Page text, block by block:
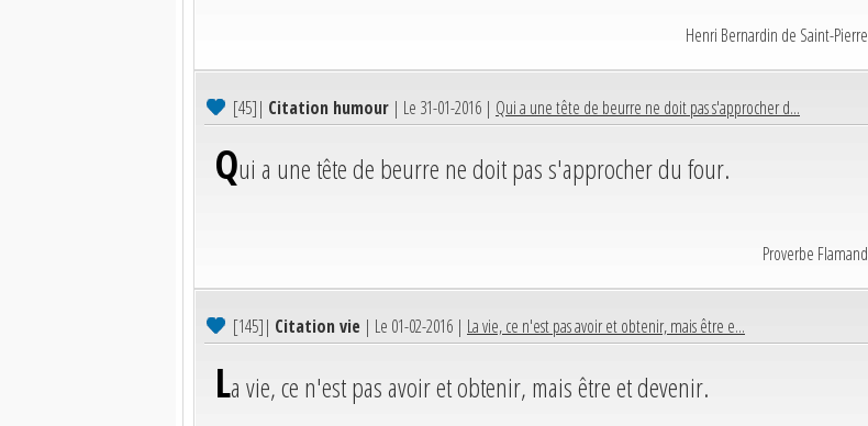
Henri Bernardin de Saint-Pierre
[45]| Citation humour | Le 31-01-2016 | Qui a une tête de beurre ne doit pas s'approcher d...
Qui a une tête de beurre ne doit pas s'approcher du four.
Proverbe Flamand
[145]| Citation vie | Le 01-02-2016 | La vie, ce n'est pas avoir et obtenir, mais être e...
La vie, ce n'est pas avoir et obtenir, mais être et devenir.